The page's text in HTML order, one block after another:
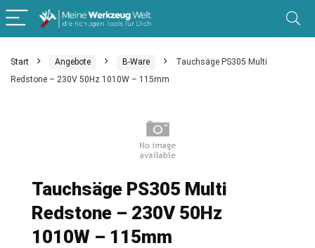
Start Angebote B-Ware
Tauchsäge PS305 Multi
Redstone – 230V 50Hz 1010W – 115mm
Tauchsäge PS305 Multi
Redstone – 230V 50Hz
1010W – 115mm